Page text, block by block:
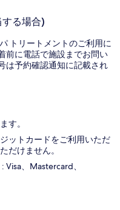
る場合)
トリートメントのご利用に
前に電話で施設までお問い
は予約確認通知に記載され
す。
ットカードをご利用いただ
だけません。
、Mastercard、